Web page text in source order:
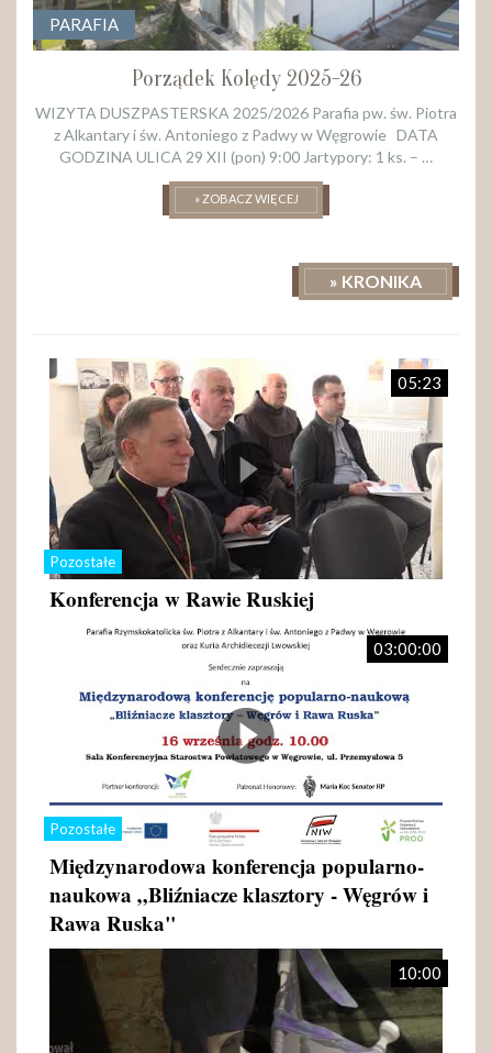
PARAFIA
Porządek Kolędy 2025-26
WIZYTA DUSZPASTERSKA 2025/2026 Parafia pw. św. Piotra
z Alkantary i św. Antoniego z Padwy w Węgrowie DATA
GODZINA ULICA 29 XII (pon) 9:00 Jartypory: 1 ks. – …
» ZOBACZ WIĘCEJ
» KRONIKA
Pozostałe
05:23
Konferencja w Rawie Ruskiej
Pozostałe
03:00:00
Międzynarodowa konferencja popularno-
naukowa „Bliźniacze klasztory - Węgrów i
Rawa Ruska"
10:00